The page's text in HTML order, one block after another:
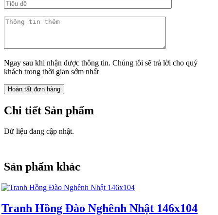
Ngay sau khi nhận được thông tin. Chúng tôi sẽ trả lời cho quý
khách trong thời gian sớm nhất
Chi tiết Sản phẩm
Dữ liệu đang cập nhật.
Sản phẩm khác
Tranh Hồng Đào Nghênh Nhật 146x104